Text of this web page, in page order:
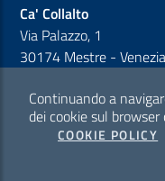
Ca' Collalto
Via Palazzo, 1
30174 Mestre - Venezia
Sezione Link
Cookie policy
Continuando a
dei cookie sul
COOKIE POLICY